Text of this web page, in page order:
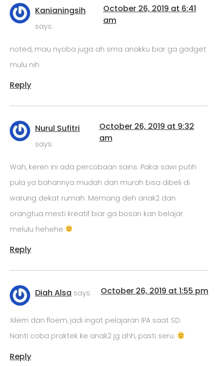
Kanianingsih
says:
October 26, 2019 at 6:41
am
noted, mau nyoba juga ah sma anakku biar ga gadget
mulu nih
Reply
Nurul Sufitri
says:
October 26, 2019 at 9:32
am
Wah, keren ini ada percobaan sains. Pakai sawi putih
pula ya bahannya mudah dan murah bisa dibeli di
warung dekat rumah. Memang deh anak2 dan
orangtua mesti kreatif biar ga bosan kan belajar
melulu hehehe
Reply
Diah Alsa says: October 26, 2019 at 1:55 pm
Xilem dan floem, jadi ingat pelajaran IPA saat SD.
Nanti coba praktek ke anak2 jg ahh, pasti seru.
Reply